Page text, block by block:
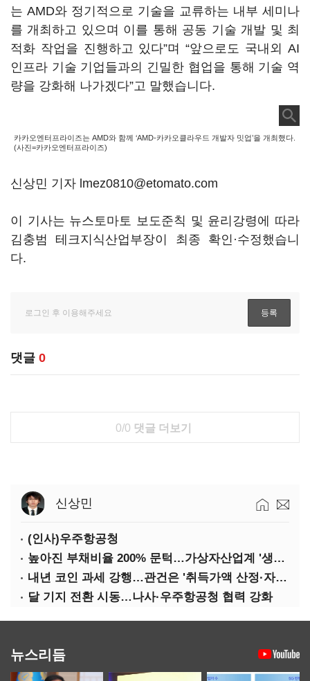
는 AMD와 정기적으로 기술을 교류하는 내부 세미나
를 개최하고 있으며 이를 통해 공동 기술 개발 및 최
적화 작업을 진행하고 있다”며 “앞으로도 국내외 AI
인프라 기술 기업들과의 긴밀한 협업을 통해 기술 역
량을 강화해 나가겠다”고 말했습니다.
카카오엔터프라이즈는 AMD와 함께 ‘AMD-카카오클라우드 개발자 밋업’을 개최했다.
(사진=카카오엔터프라이즈)
신상민 기자 lmez0810@etomato.com
이 기사는 뉴스토마토 보도준칙 및 윤리강령에 따라
김충범 테크지식산업부장이 최종 확인·수정했습니
다.
댓글 0
0/0 댓글 더보기
신상민
(인사)우주항공청
높아진 부채비율 200% 문턱…가상자산업계 '생존 시험대'
내년 코인 과세 강행…관건은 '취득가액 산정·자산 이동'
달 기지 전환 시동…나사·우주항공청 협력 강화
뉴스리듬